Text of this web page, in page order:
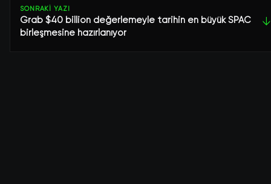
SONRAKI YAZI
Grab $40 billion değerlemeyle tarihin en büyük SPAC
birleşmesine hazırlanıyor
↓